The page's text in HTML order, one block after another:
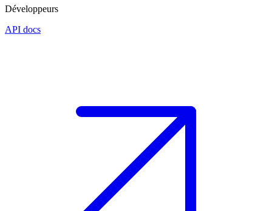
Développeurs
API docs